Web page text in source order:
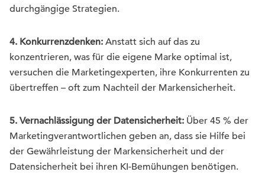
durchgängige Strategien.
4. Konkurrenzdenken: Anstatt sich auf das zu
konzentrieren, was für die eigene Marke optimal ist,
versuchen die Marketingexperten, ihre Konkurrenten zu
übertreffen – oft zum Nachteil der Markensicherheit.
5. Vernachlässigung der Datensicherheit: Über 45 % der
Marketingverantwortlichen geben an, dass sie Hilfe bei
der Gewährleistung der Markensicherheit und der
Datensicherheit bei ihren KI-Bemühungen benötigen.